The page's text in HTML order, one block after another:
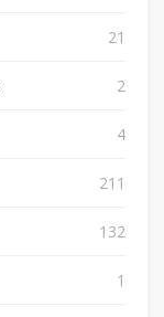
21
2
4
211
132
1